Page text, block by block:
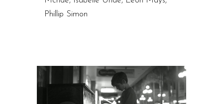
Phillip Simon